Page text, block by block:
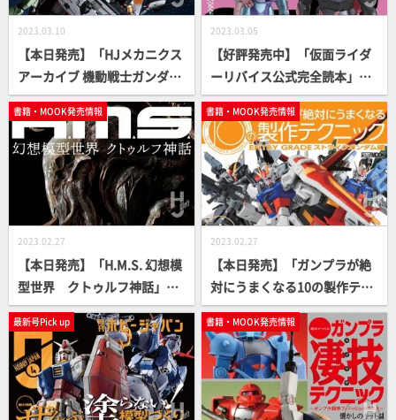
2023.03.10
【本日発売】「HJメカニクス
アーカイブ 機動戦士ガンダム
逆襲のシャア編」【逆シャ
ア】
2023.03.05
【好評発売中】「仮面ライダ
ーリバイス公式完全読本」
【仮面ライダー】
書籍・MOOK発売情報
2023.02.27
【本日発売】「H.M.S. 幻想模
型世界 クトゥルフ神話」
【立体造形ムック】
書籍・MOOK発売情報
2023.02.27
【本日発売】「ガンプラが絶
対にうまくなる10の製作テク
ニック ENTRY GRADE ストラ
イクガンダム編」【How T
o】
最新号Pick up 書籍・MOOK発売情報